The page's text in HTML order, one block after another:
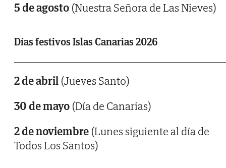
5 de agosto (Nuestra Señora de Las Nieves)
Días festivos Islas Canarias 2026
2 de abril (Jueves Santo)
30 de mayo (Día de Canarias)
2 de noviembre (Lunes siguiente al día de
Todos Los Santos)